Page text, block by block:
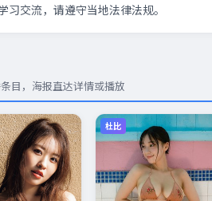
交流，请遵守当地法律法规。
目，海报直达详情或播放
杜比